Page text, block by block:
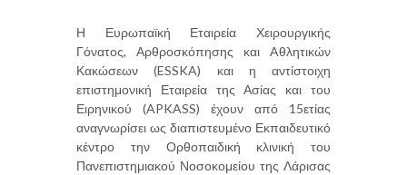
Η Ευρωπαϊκή Εταιρεία Χειρουργικής
Γόνατος, Αρθροσκόπησης και Aθλητικών
Κακώσεων (ESSKA) και η αντίστοιχη
επιστημονική Εταιρεία της Ασίας και του
Ειρηνικού (APKASS) έχουν από 15ετίας
αναγνωρίσει ως διαπιστευμένο Εκπαιδευτικό
κέντρο την Ορθοπαιδική κλινική του
Πανεπιστημιακού Νοσοκομείου της Λάρισας